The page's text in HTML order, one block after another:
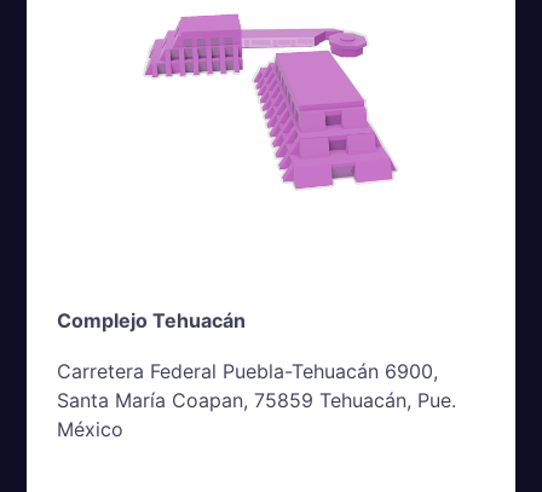
Complejo Tehuacán
Carretera Federal Puebla-Tehuacán 6900,
Santa María Coapan, 75859 Tehuacán, Pue.
México